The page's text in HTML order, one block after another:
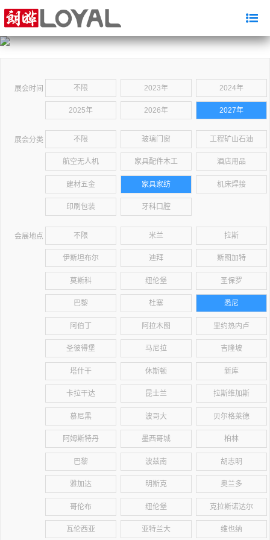
展会时间 不限 2023年 2024年
2025年 2026年 2027年
展会分类 不限 玻璃门窗 工程矿山石油
航空无人机 家具配件木工 酒店用品
建材五金 家具家纺 机床焊接
印刷包装 牙科口腔
会展地点 不限 米兰 拉斯
伊斯坦布尔 迪拜 斯图加特
莫斯科 纽伦堡 圣保罗
巴黎 杜塞 悉尼
阿伯丁 阿拉木图 里约热内卢
圣彼得堡 马尼拉 吉隆坡
塔什干 休斯顿 新库
卡拉干达 昆士兰 拉斯维加斯
慕尼黑 波哥大 贝尔格莱德
阿姆斯特丹 墨西哥城 柏林
巴黎 波兹南 胡志明
雅加达 明斯克 奥兰多
哥伦布 纽伦堡 克拉斯诺达尔
瓦伦西亚 亚特兰大 维也纳